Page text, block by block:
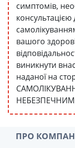
симптомів,
вашого
виникнути
наданої на
ПРО